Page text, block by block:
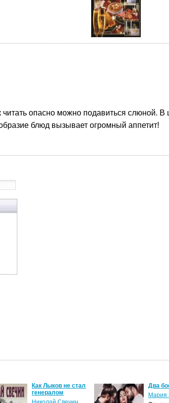
опасно можно подавиться слюной. В
блюд вызывает огромный аппетит!
Как Лыков не стал
генералом
Два
Мария